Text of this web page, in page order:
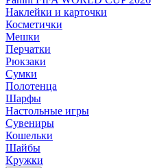
Наклейки и карточки
Косметички
Мешки
Перчатки
Рюкзаки
Сумки
Полотенца
Шарфы
Настольные игры
Сувениры
Кошельки
Шайбы
Кружки